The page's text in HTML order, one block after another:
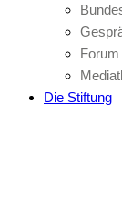
Die Stiftung